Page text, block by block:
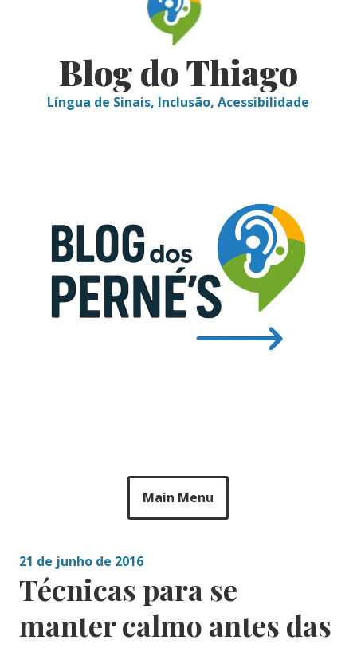
Blog do Thiago
Língua de Sinais, Inclusão, Acessibilidade
Main Menu
21 de junho de 2016
Técnicas para se
manter calmo antes das